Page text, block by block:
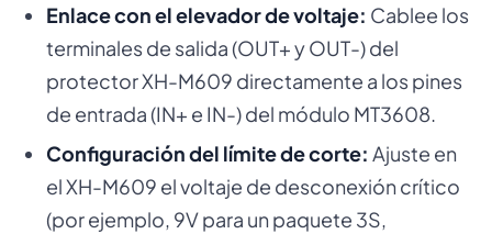
Enlace con el elevador de voltaje: Cablee los
terminales de salida (OUT+ y OUT-) del
protector XH-M609 directamente a los pines
de entrada (IN+ e IN-) del módulo MT3608.
Configuración del límite de corte: Ajuste en
el XH-M609 el voltaje de desconexión crítico
(por ejemplo, 9V para un paquete 3S,